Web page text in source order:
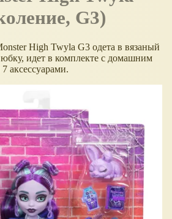
G3)
High Twyla G3 одета в вязаный
идет в комплекте с домашним
аксессуарами.